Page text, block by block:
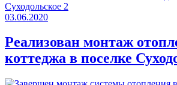
03.06.2020
Реализован монтаж
коттеджа в поселке